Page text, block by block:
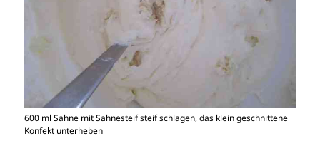
600 ml Sahne mit Sahnesteif steif schlagen, das klein geschnittene
Konfekt unterheben